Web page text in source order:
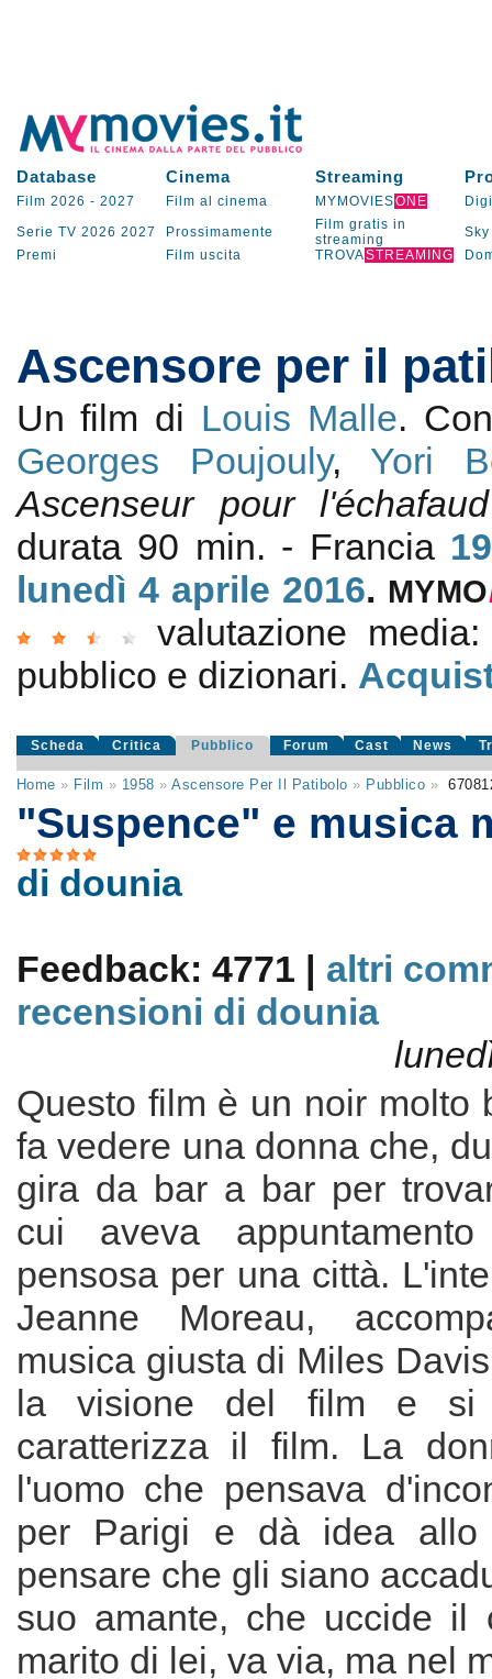
Database Cinema Streaming
Film 2026 - 2027 Film al cinema MYMOVIESONE
Serie TV 2026 2027 Prossimamente
Film gratis in
streaming
Sky
Premi
Film uscita TROVASTREAMING
Ascensore per il
Un film di Louis Malle.
Georges Poujouly, Yori
Ascenseur pour l'échafaud
durata 90 min. - Francia
lunedì 4 aprile 2016. MYMO
valutazione
pubblico e dizionari.
Scheda Critica Pubblico Forum Cast News
Home » Film » 1958 »Ascensore Per Il Patibolo » Pubblico »
"Suspence" e musica
di dounia
Feedback: 4771 | altri
recensioni di dounia
Questo film è un noir molto
fa vedere una donna che,
gira da bar a bar per
cui aveva
pensosa per una città.
Jeanne Moreau,
musica giusta di Miles
la visione del film e si
caratterizza il film. La
l'uomo che pensava
per Parigi e dà idea allo
pensare che gli siano
suo amante, che uccide il
marito di lei, va via, ma nel